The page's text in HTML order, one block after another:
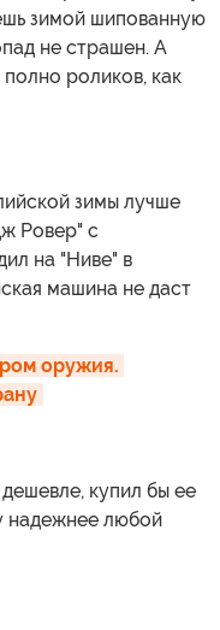
зимой шипованную
не страшен. А
роликов, как
зимы лучше
Ровер" с
на "Ниве" в
машина не даст
оружия.
купил бы ее
надежнее любой